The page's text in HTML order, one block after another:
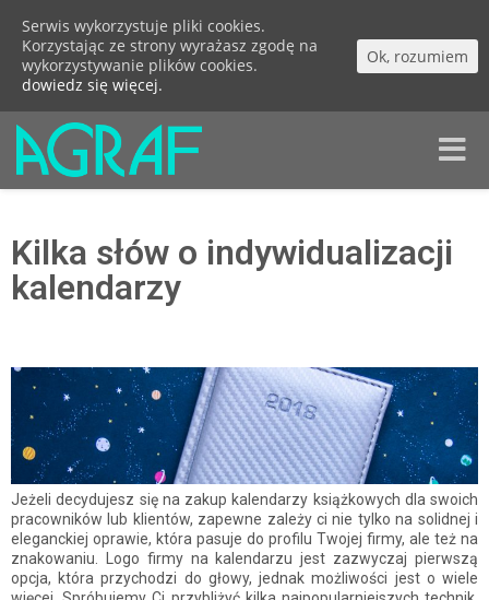
Toggle
Kilka słów o indywidualizacji
kalendarzy
Jeżeli decydujesz się na zakup kalendarzy książkowych dla swoich
pracowników lub klientów, zapewne zależy ci nie tylko na solidnej i
eleganckiej oprawie, która pasuje do profilu Twojej firmy, ale też na
znakowaniu. Logo firmy na kalendarzu jest zazwyczaj pierwszą
opcja, która przychodzi do głowy, jednak możliwości jest o wiele
Serwis wykorzystuje pliki cookies.
Korzystając ze strony wyrażasz zgodę na
wykorzystywanie plików cookies.
dowiedz się więcej.
Ok, rozumiem